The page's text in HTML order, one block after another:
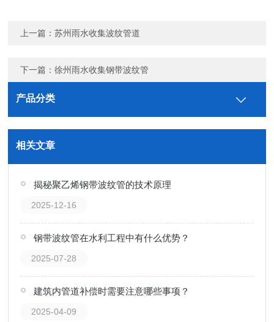
上一篇：苏州雨水收集波纹管道
下一篇：徐州雨水收集钢带波纹管
产品分类
相关文章
揭秘聚乙烯钢带波纹管的技术原理
2025-12-16
钢带波纹管在水利工程中有什么优势？
2025-07-28
建筑内管道补偿时需要注意哪些事项？
2025-04-09